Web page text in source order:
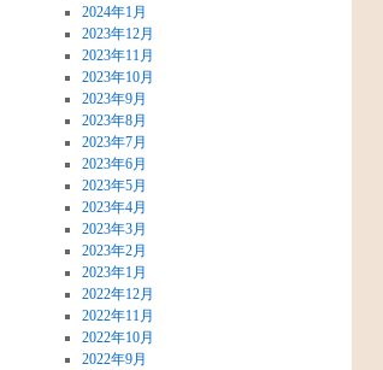
2024年1月
2023年12月
2023年11月
2023年10月
2023年9月
2023年8月
2023年7月
2023年6月
2023年5月
2023年4月
2023年3月
2023年2月
2023年1月
2022年12月
2022年11月
2022年10月
2022年9月